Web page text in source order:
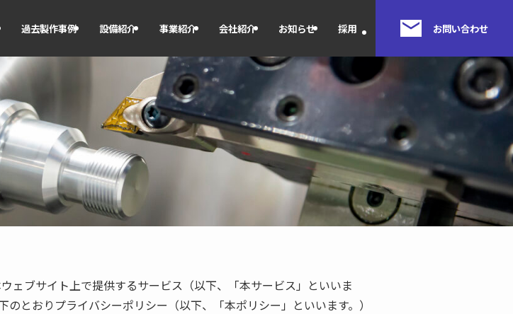
過去製作事例 設備紹介 事業紹介 会社紹介 お知らせ 採用 お問い合わせ
ェブサイト上で提供するサービス（以下、「本サービス」といいま
とおりプライバシーポリシー（以下、「本ポリシー」といいます。）